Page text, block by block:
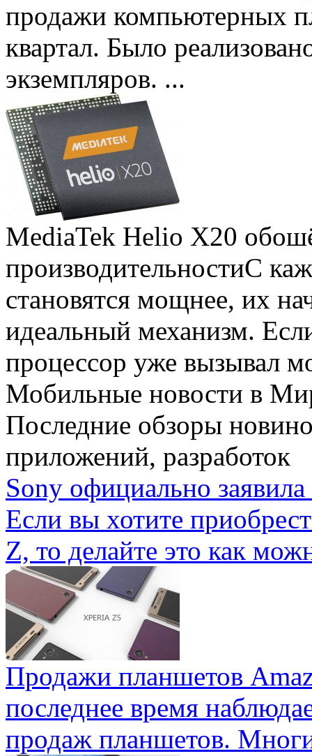
продажи компьютерных
квартал. Было
экземпляров. ...
MediaTek Helio X20
производительностиС
становятся мощнее, их
идеальный механизм.
процессор уже вызывал
Мобильные новости в
Последние обзоры
приложений, разработок
Sony официально
Если вы хотите
Z, то делайте это как
Продажи планшетов
последнее время
продаж планшетов.